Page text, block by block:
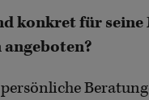
konkret für